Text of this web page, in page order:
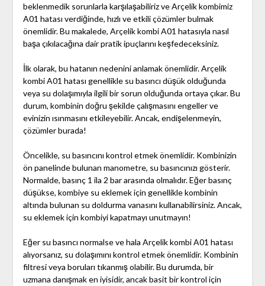
beklenmedik sorunlarla karşılaşabiliriz ve Arçelik kombimiz
A01 hatası verdiğinde, hızlı ve etkili çözümler bulmak
önemlidir. Bu makalede, Arçelik kombi A01 hatasıyla nasıl
başa çıkılacağına dair pratik ipuçlarını keşfedeceksiniz.
İlk olarak, bu hatanın nedenini anlamak önemlidir. Arçelik
kombi A01 hatası genellikle su basıncı düşük olduğunda
veya su dolaşımıyla ilgili bir sorun olduğunda ortaya çıkar. Bu
durum, kombinin doğru şekilde çalışmasını engeller ve
evinizin ısınmasını etkileyebilir. Ancak, endişelenmeyin,
çözümler burada!
Öncelikle, su basıncını kontrol etmek önemlidir. Kombinizin
ön panelinde bulunan manometre, su basıncınızı gösterir.
Normalde, basınç 1 ila 2 bar arasında olmalıdır. Eğer basınç
düşükse, kombiye su eklemek için genellikle kombinin
altında bulunan su doldurma vanasını kullanabilirsiniz. Ancak,
su eklemek için kombiyi kapatmayı unutmayın!
Eğer su basıncı normalse ve hala Arçelik kombi A01 hatası
alıyorsanız, su dolaşımını kontrol etmek önemlidir. Kombinin
filtresi veya boruları tıkanmış olabilir. Bu durumda, bir
uzmana danışmak en iyisidir, ancak basit bir kontrol için